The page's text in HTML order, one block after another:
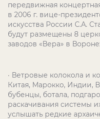
передвижная
в 2006 г. вице-
искусства России С.А.
будут размещены 8
заводов «Вера» в
· Ветровые колокола и
Китая, Марокко, Индии,
бубенцы, ботала,
раскачивания системы
услышать редкие